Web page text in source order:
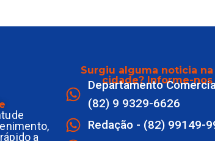
a
Surgiu alguma noticia na
cidade? Informe-nos
Departamento
(82) 9 9329-6626
Redação - (82) 99149-